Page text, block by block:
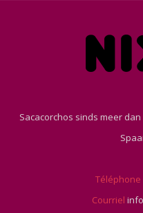
Sacacorchos sinds meer
Téléphone
Courriel